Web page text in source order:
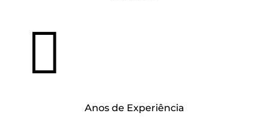

Anos de Experiência